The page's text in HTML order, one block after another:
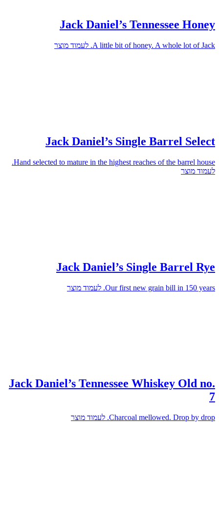
Jack Daniel’s Tennessee Honey
A little bit of honey. A whole lot of Jack. לעמוד מוצר
Jack Daniel’s Single Barrel Select
Hand selected to mature in the highest reaches of the barrel house.
לעמוד מוצר
Jack Daniel’s Single Barrel Rye
Our first new grain bill in 150 years. לעמוד מוצר
Jack Daniel’s Tennessee Whiskey Old no.
7
Charcoal mellowed. Drop by drop. לעמוד מוצר